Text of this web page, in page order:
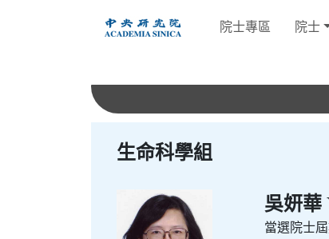
院士專區 院士
生命科學組
吳妍華
當選院士